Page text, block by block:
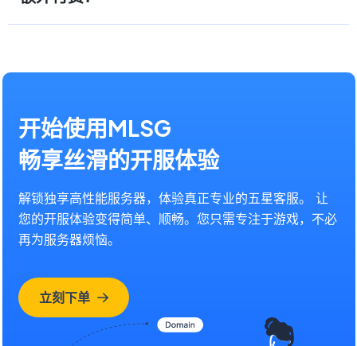
开始使用MLSG
畅享丝滑的开服体验
解锁独享高性能服务器，体验真正专业的五星客服。 让
您的开服体验变得简单、顺畅。您只需专注于游戏，不必
再为服务器烦恼。
立刻下单